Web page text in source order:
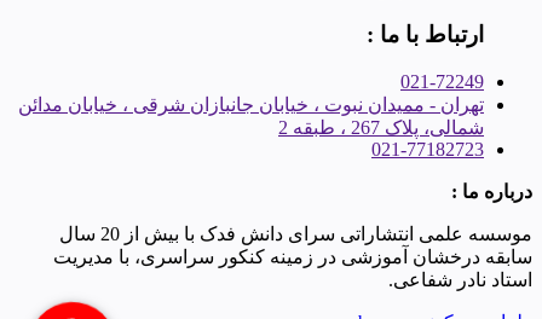
ارتباط با ما :
021-72249
تهران - ممیدان نبوت ، خیابان جانبازان شرقی ، خیابان مدائن
شمالی، پلاک 267 ، طبقه 2
021-77182723
درباره ما :
موسسه علمی انتشاراتی سرای دانش فدک با بیش از 20 سال
سابقه درخشان آموزشی در زمینه کنکور سراسری، با مدیریت
استاد نادر شفاعی.